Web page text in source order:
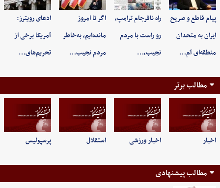
پیام قاطع و صریح
ایران به متحدان
منطقه‌ای آم…
راه نافرجام ترامپ،
رو راست با مردم
نجیب،…
اگر تا امروز
مانده‌ایم، به‌خاطر
مردم نجیب…
ادعای رویترز:
آمریکا برخی از
تحریم‌های…
مطالب برتر
اخبار اخبار ورزشی استقلال پرسپولیس
مطالب پیشنهادی